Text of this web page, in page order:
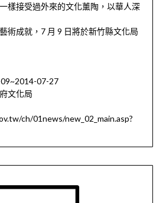
樣接受過外來的文化薰陶，以華人深
術成就，7 月 9 日將於新竹縣文化局
07-27
文化局
ch/01news/new_02_main.asp?